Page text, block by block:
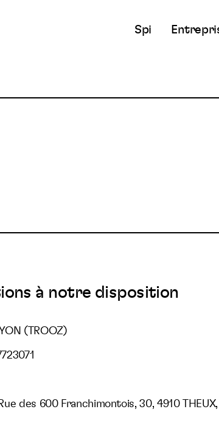
Spi
à notre disposition
(TROOZ)
des 600 Franchimontois, 30, 4910